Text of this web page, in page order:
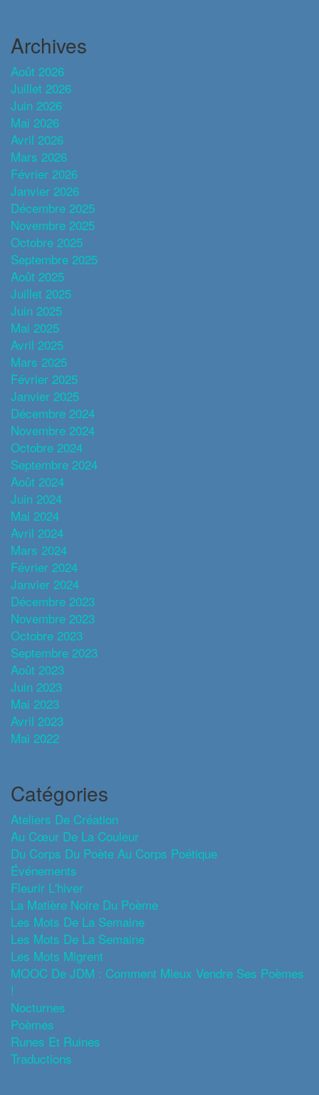
Archives
Août 2026
Juillet 2026
Juin 2026
Mai 2026
Avril 2026
Mars 2026
Février 2026
Janvier 2026
Décembre 2025
Novembre 2025
Octobre 2025
Septembre 2025
Août 2025
Juillet 2025
Juin 2025
Mai 2025
Avril 2025
Mars 2025
Février 2025
Janvier 2025
Décembre 2024
Novembre 2024
Octobre 2024
Septembre 2024
Août 2024
Juin 2024
Mai 2024
Avril 2024
Mars 2024
Février 2024
Janvier 2024
Décembre 2023
Novembre 2023
Octobre 2023
Septembre 2023
Août 2023
Juin 2023
Mai 2023
Avril 2023
Mai 2022
Catégories
Ateliers De Création
Au Cœur De La Couleur
Du Corps Du Poète Au Corps Poétique
Événements
Fleurir L'hiver
La Matière Noire Du Poème
Les Mots De La Semaine
Les Mots De La Semaine
Les Mots Migrent
MOOC De JDM : Comment Mieux Vendre Ses Poèmes
!
Nocturnes
Poèmes
Runes Et Ruines
Traductions